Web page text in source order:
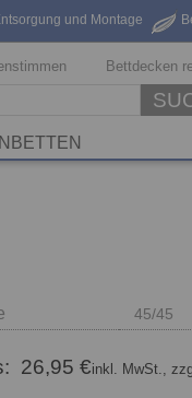
und Montage
Bettdecken
45/45
26,95 €inkl. MwSt.,